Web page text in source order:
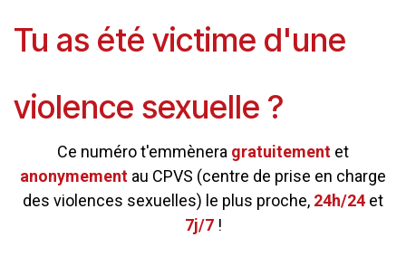
Tu as été victime d'une
violence sexuelle ?
Ce numéro t'emmènera gratuitement et
anonymement au CPVS (centre de prise en charge
des violences sexuelles) le plus proche, 24h/24 et
7j/7!